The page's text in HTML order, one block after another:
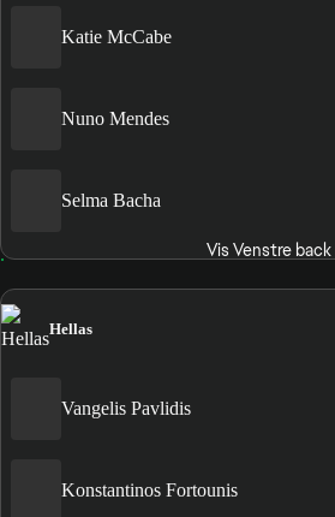
Katie McCabe
Nuno Mendes
Selma Bacha
Vis Venstre back
Hellas
Vangelis Pavlidis
Konstantinos Fortounis